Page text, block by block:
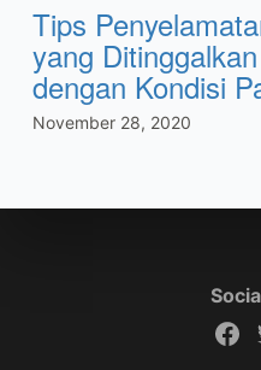
Tips
yang
dengan Kondisi
November 28, 2020